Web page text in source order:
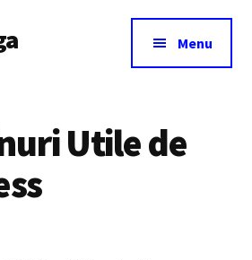
Menu
Utile de